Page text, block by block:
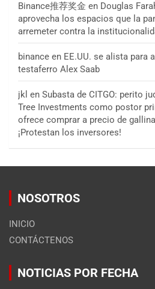
Binance推荐奖金 en Douglas
aprovecha los espacios que la
arremeter contra la
binance en EE.UU. se alista para
testaferro Alex Saab
jkl en Subasta de CITGO: perito
Tree Investments como postor
ofrece comprar a precio de
¡Protestan los inversores!
NOSOTROS
INICIO
CONTÁCTENOS
NOTICIAS POR FECHA